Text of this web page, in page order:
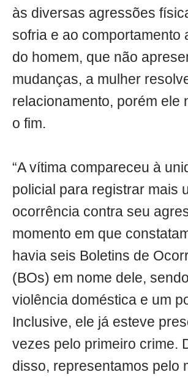
às diversas agressões
sofria e ao comportamento
do homem, que não
mudanças, a mulher
relacionamento, porém ele
o fim.
“A vítima compareceu à
policial para registrar mais
ocorrência contra seu
momento em que
havia seis Boletins de
(BOs) em nome dele,
violência doméstica e um
Inclusive, ele já esteve
vezes pelo primeiro crime.
disso, representamos pelo